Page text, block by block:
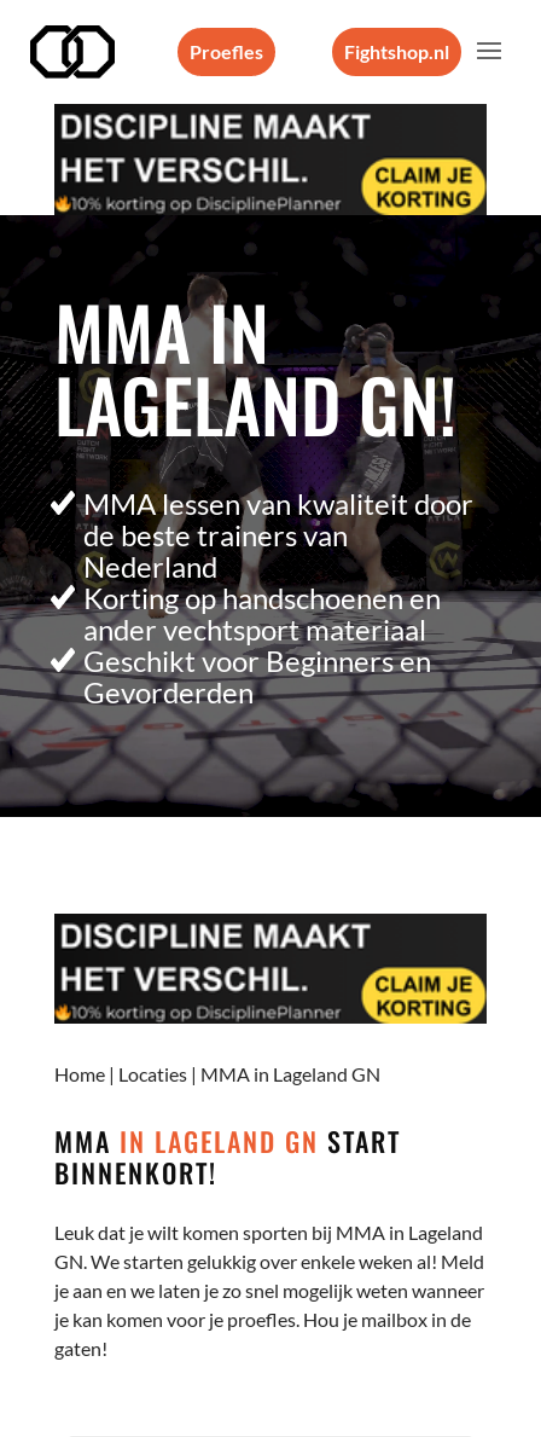
Proefles Fightshop.nl
MMA IN
LAGELAND GN!
MMA lessen van kwaliteit door
de beste trainers van
Nederland
Korting op handschoenen en
ander vechtsport materiaal
Geschikt voor Beginners en
Gevorderden
Home| Locaties| MMA in Lageland GN
MMA IN LAGELAND GN START
BINNENKORT!
Leuk dat je wilt komen sporten bij MMA in Lageland
GN. We starten gelukkig over enkele weken al! Meld
je aan en we laten je zo snel mogelijk weten wanneer
je kan komen voor je proefles. Hou je mailbox in de
gaten!